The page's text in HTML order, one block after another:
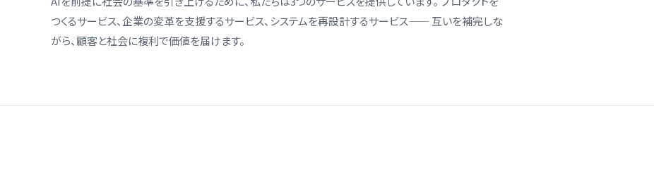
つくるサービス、企業の変革を支援するサービス、システムを再設計するサービス—— 互いを補完しな
がら、顧客と社会に複利で価値を届けます。